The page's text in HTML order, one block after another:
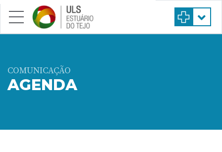
Saltar para conteúdo principal
COMUNICAÇÃO
AGENDA